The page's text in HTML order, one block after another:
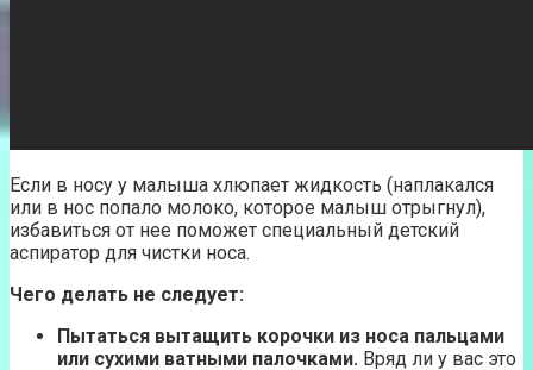
Если в носу у малыша хлюпает жидкость (наплакался
или в нос попало молоко, которое малыш отрыгнул),
избавиться от нее поможет специальный детский
аспиратор для чистки носа.
Чего делать не следует:
Пытаться вытащить корочки из носа пальцами
или сухими ватными палочками. Вряд ли у вас это